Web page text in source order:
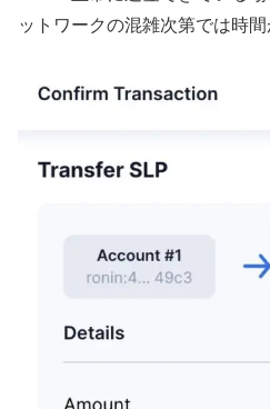
ットワークの混雑次第では時間